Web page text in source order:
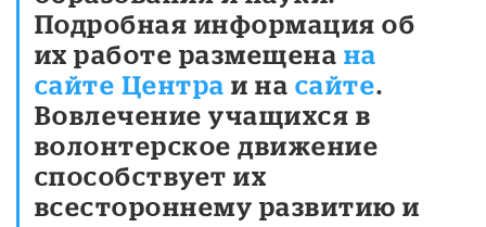
Подробная информация об
их работе размещена на
сайте Центра и на сайте.
Вовлечение учащихся в
волонтерское движение
способствует их
всестороннему развитию и